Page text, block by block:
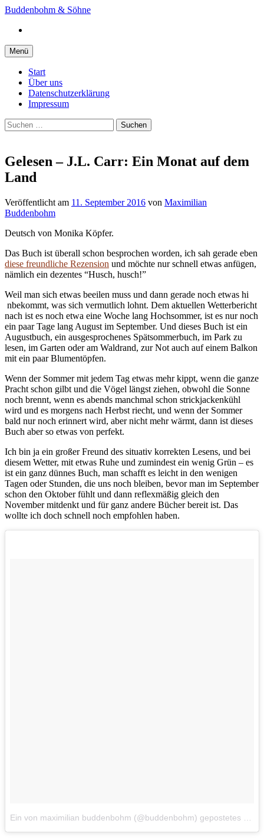
Springe
Inhalt
Buddenbohm & Söhne
Menü
Start
Über uns
Datenschutzerklärung
Impressum
Suchen
nach:
Gelesen – J.L. Carr: Ein Monat auf dem
Land
Veröffentlicht am 11. September 2016 von Maximilian
Buddenbohm
Deutsch von Monika Köpfer.
Das Buch ist überall schon besprochen worden, ich sah gerade eben
diese freundliche Rezension und möchte nur schnell etwas anfügen,
nämlich ein dezentes “Husch, husch!”
Weil man sich etwas beeilen muss und dann gerade noch etwas hi
nbekommt, was sich vermutlich lohnt. Dem aktuellen Wetterbericht
nach ist es noch etwa eine Woche lang Hochsommer, ist es nur noch
ein paar Tage lang August im September. Und dieses Buch ist ein
Augustbuch, ein ausgesprochenes Spätsommerbuch, im Park zu
lesen, im Garten oder am Waldrand, zur Not auch auf einem Balkon
mit ein paar Blumentöpfen.
Wenn der Sommer mit jedem Tag etwas mehr kippt, wenn die ganze
Pracht schon gilbt und die Vögel längst ziehen, obwohl die Sonne
noch brennt, wenn es abends manchmal schon strickjackenkühl
wird und es morgens nach Herbst riecht, und wenn der Sommer
bald nur noch erinnert wird, aber nicht mehr wärmt, dann ist dieses
Buch aber so etwas von perfekt.
Ich bin ja ein großer Freund des situativ korrekten Lesens, und bei
diesem Wetter, mit etwas Ruhe und zumindest ein wenig Grün – es
ist ein ganz dünnes Buch, man schafft es leicht in den wenigen
Tagen oder Stunden, die uns noch bleiben, bevor man im September
schon den Oktober fühlt und dann reflexmäßig gleich den
November mitdenkt und für ganz andere Bücher bereit ist. Das
wollte ich doch schnell noch empfohlen haben.